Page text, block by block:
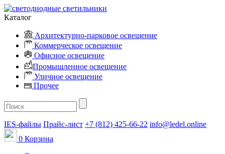
Каталог
Архитектурно-парковое освещение
Коммерческое освещение
Офисное освещение
Промышленное освещение
Уличное освещение
Прочее
IES-файлы Прайс-лист +7 (812) 425-66-22 info@ledel.online
0 Корзина